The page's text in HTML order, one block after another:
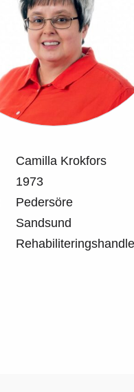
Camilla Krokfors
1973
Pedersöre
Sandsund